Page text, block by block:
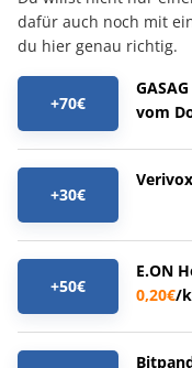
dafür auch noch mit
du hier genau richtig.
+70€
GASAG
vom
+30€
+50€
E.ON
0,20€/